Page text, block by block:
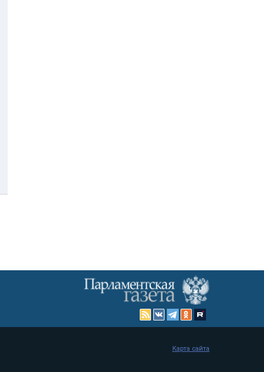
Карта сайта